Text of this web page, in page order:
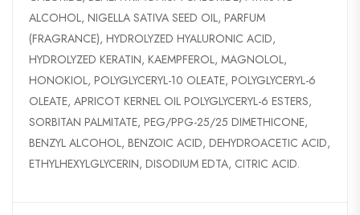
ALCOHOL, NIGELLA SATIVA SEED OIL, PARFUM
(FRAGRANCE), HYDROLYZED HYALURONIC ACID,
HYDROLYZED KERATIN, KAEMPFEROL, MAGNOLOL,
HONOKIOL, POLYGLYCERYL-10 OLEATE, POLYGLYCERYL-6
OLEATE, APRICOT KERNEL OIL POLYGLYCERYL-6 ESTERS,
SORBITAN PALMITATE, PEG/PPG-25/25 DIMETHICONE,
BENZYL ALCOHOL, BENZOIC ACID, DEHYDROACETIC ACID,
ETHYLHEXYLGLYCERIN, DISODIUM EDTA, CITRIC ACID.